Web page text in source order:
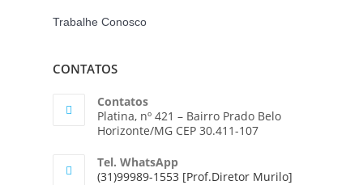
Trabalhe Conosco
CONTATOS
Contatos
Platina, nº 421 – Bairro Prado Belo
Horizonte/MG CEP 30.411-107
Tel. WhatsApp
(31)99989-1553 [Prof.Diretor Murilo]